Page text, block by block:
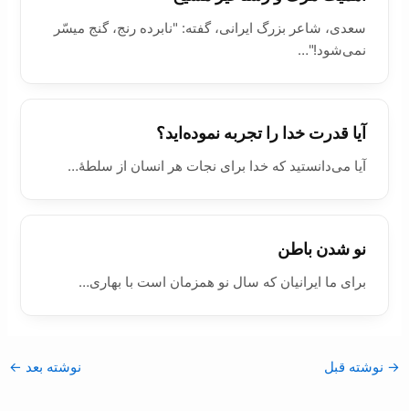
سعدی، شاعر بزرگ ایرانی، گفته: "نابرده رنج، گنج میسّر
نمی‌شود!"…
آیا قدرت خدا را تجربه نموده‌ايد؟
آیا می‌دانستید که خدا برای نجات هر انسان از سلطۀ…
نو شدن باطن
برای ما ایرانیان که سال نو همزمان است با بهاری…
→ نوشته قبل نوشته بعد ←